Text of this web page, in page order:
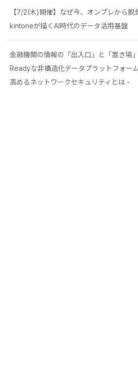
【7/2(木)開催】なぜ今、オンプレから
kintoneが描くAI時代のデータ活用基盤
金融機関の情報の「出入口」と「置き場
Readyな非構造化データプラットフォー
高めるネットワークセキュリティとは -